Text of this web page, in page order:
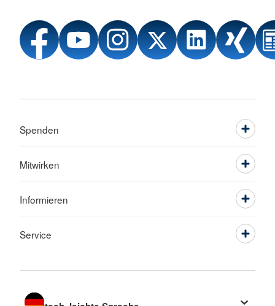
Spenden
Mitwirken
Informieren
Service
Sprache wechseln zu